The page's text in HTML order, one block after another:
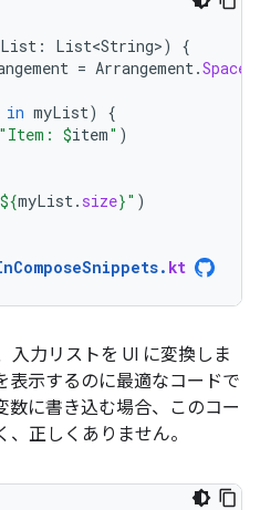
: List<String>)
{
= Arrangement.
in myList)
{
"Item: $item" )
${myList. size}" )
. kt
入力リストを UI に変換しま
表示するのに最適なコードで
数に書き込む場合、このコー
、正しくありません。